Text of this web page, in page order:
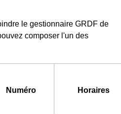
le gestionnaire GRDF de
composer l'un des
Numéro Horaires